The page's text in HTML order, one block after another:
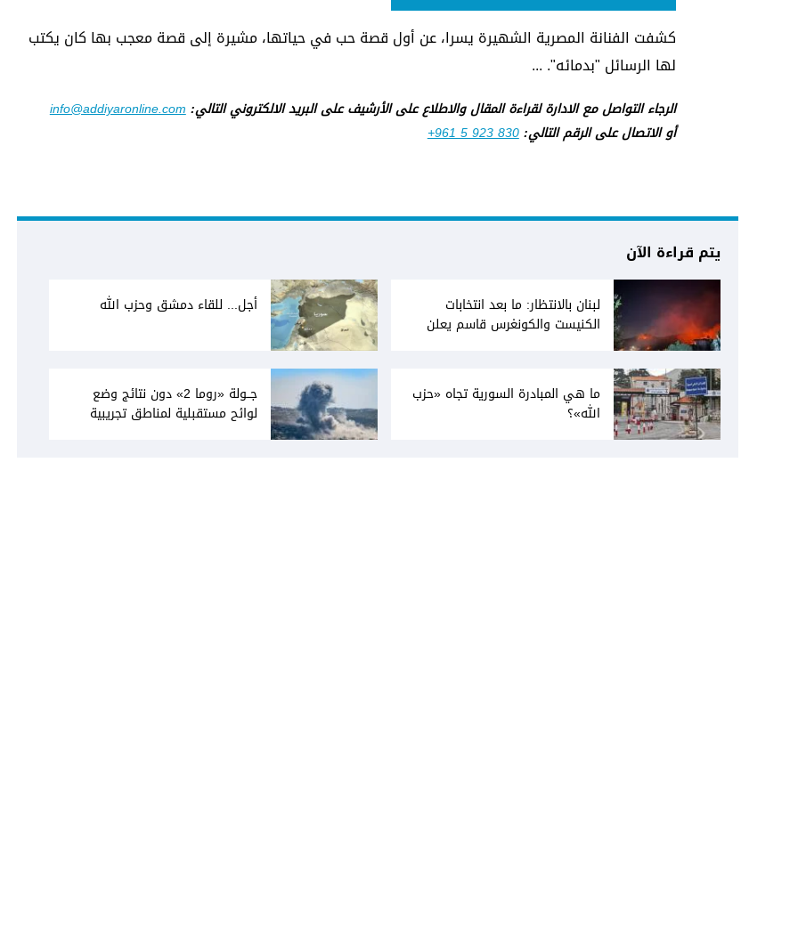
كشفت الفنانة المصرية الشهيرة يسرا، عن أول قصة حب في حياتها، مشيرة إلى قصة معجب بها كان يكتب
لها الرسائل "بدمائه". ...
الرجاء التواصل مع الادارة لقراءة المقال والاطلاع على الأرشيف على البريد الالكتروني التالي:info@addiyaronline.com
أو الاتصال على الرقم التالي:+961 5 923 830
يتم قراءة الآن
لبنان بالانتظار: ما بعد انتخابات
الكنيست والكونغرس قاسم يعلن
أجل... للقاء دمشق وحزب الله
ما هي المبادرة السورية تجاه «حزب
الله»؟
جــولة «روما 2» دون نتائج وضع
لوائح مستقبلية لمناطق تجريبية